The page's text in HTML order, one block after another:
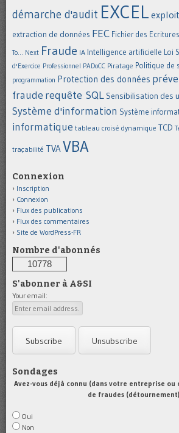
démarche d'audit EXCEL
extraction de données FEC Fichier des
To... Next Fraude IA Intelligence artificielle Loi
d'Exercice Professionnel PADoCC Piratage Politique de
programmation Protection des données
fraude requête SQL Sensibilisation des
Système d'information Système
informatique tableau croisé dynamique TCD
traçabilité TVAVBA
Connexion
Inscription
Connexion
Flux des publications
Flux des commentaires
Site de WordPress-FR
Nombre d'abonnés
10778
S'abonner à A&SI
Your email:
Sondages
Avez-vous déjà connu (dans votre entreprise ou
de fraudes
Oui
Non